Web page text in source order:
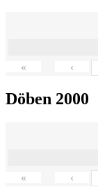
« ‹
Döben 2000
« ‹